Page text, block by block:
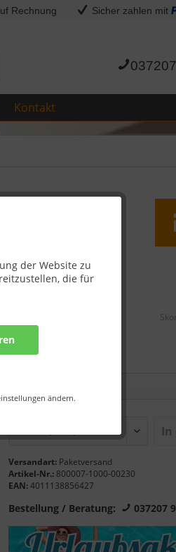
Rechnung Sicher zahlen mit
Kontakt
der Website zu
die für
ändern.
230
1 Stück
ab 25,94 €
In
Versandart: Paketversand
Artikel-Nr.: 800007-1000-00230
EAN:4011138856427
Bestellung / Beratung: 037207